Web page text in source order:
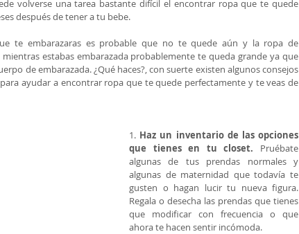
volverse una tarea bastante difícil el encontrar ropa que te quede
después de tener a tu bebe.
te embarazaras es probable que no te quede aún y la ropa de
estabas embarazada probablemente te queda grande ya que
de embarazada. ¿Qué haces?, con suerte existen algunos consejos
ayudar a encontrar ropa que te quede perfectamente y te veas de
1. Haz un inventario de las opciones
que tienes en tu closet. Pruébate
algunas de tus prendas normales y
algunas de maternidad que todavía te
gusten o hagan lucir tu nueva figura.
Regala o desecha las prendas que tienes
que modificar con frecuencia o que
ahora te hacen sentir incómoda.